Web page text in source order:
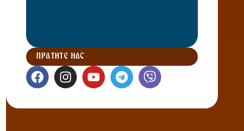
ПРАТИТЕ НАС